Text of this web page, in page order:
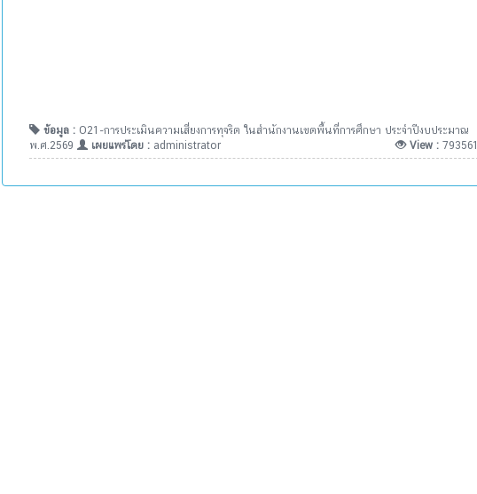
ข้อมูล : O21-การประเมินความเสี่ยงการทุจริต ในสำนักงานเขตพื้นที่การศึกษา ประจำปีงบประมาณ
พ.ศ.2569
เผยแพร่โดย : administrator View : 793561